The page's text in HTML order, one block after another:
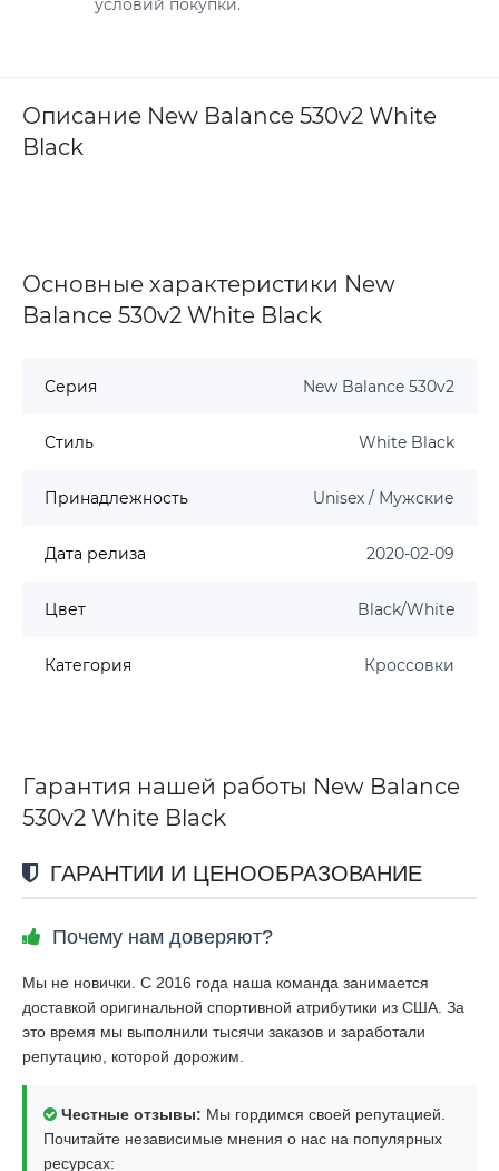
условий покупки.
Описание New Balance 530v2 White
Black
Основные характеристики New
Balance 530v2 White Black
Серия New Balance 530v2
Стиль White Black
Принадлежность Unisex / Мужские
Дата релиза 2020-02-09
Цвет Black/White
Категория Кроссовки
Гарантия нашей работы New Balance
530v2 White Black
ГАРАНТИИ И ЦЕНООБРАЗОВАНИЕ
Почему нам доверяют?
Мы не новички. С 2016 года наша команда занимается
доставкой оригинальной спортивной атрибутики из США. За
это время мы выполнили тысячи заказов и заработали
репутацию, которой дорожим.
Честные отзывы: Мы гордимся своей репутацией.
Почитайте независимые мнения о нас на популярных
ресурсах: